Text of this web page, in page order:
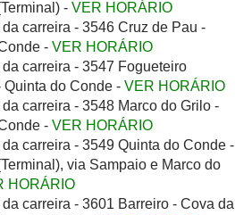
- VER HORÁRIO
da carreira - 3546 Cruz de Pau -
- VER HORÁRIO
da carreira - 3547 Fogueteiro
Quinta do Conde - VER HORÁRIO
da carreira - 3548 Marco do Grilo -
- VER HORÁRIO
da carreira - 3549 Quinta do Conde -
via Sampaio e Marco do
HORÁRIO
da carreira - 3601 Barreiro - Cova da